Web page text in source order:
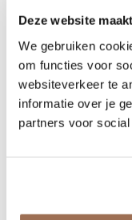
Deze website
We gebruiken
om functies voor
websiteverkeer te
informatie over je
partners voor